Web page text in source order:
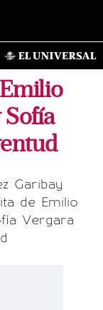
Garibay
de Emilio
Vergara